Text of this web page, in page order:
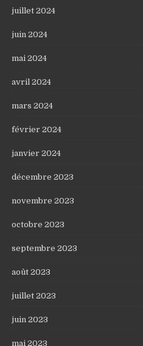
juillet 2024
juin 2024
mai 2024
avril 2024
mars 2024
février 2024
janvier 2024
décembre 2023
novembre 2023
octobre 2023
septembre 2023
août 2023
juillet 2023
juin 2023
mai 2023